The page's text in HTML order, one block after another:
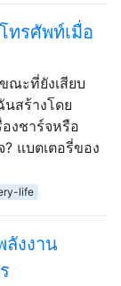
ทรศัพท์เมื่อ
ณะที่ยังเสียบ
สร้างโดย
งชาร์จหรือ
แบตเตอรี่ของ
life
งงาน